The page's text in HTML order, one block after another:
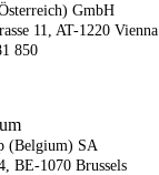
GmbH
11, AT-1220 Vienna
850
(Belgium) SA
BE-1070 Brussels